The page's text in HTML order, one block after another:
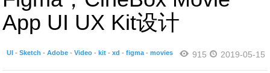
App UI UX Kit设计
UI - Sketch - Adobe- Video- kit- xd - figma- movies 915 2019-05-15